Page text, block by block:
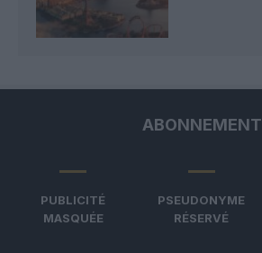
ABONNEMENT
PUBLICITÉ
MASQUÉE
PSEUDONYME
RÉSERVÉ